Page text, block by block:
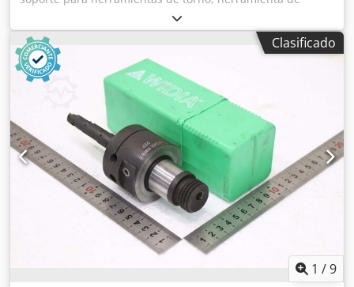
torneado, soporte para insertos de torneado, soporte para
herramientas, soporte axial para herramientas, soporte
intercambiable, soporte para insertos de torneado,
soporte de sujeción, portaherramientas para torno,
soporte para herramientas de torno para torretas de torno
-Fabricante: Kelch, soporte para herramientas de torno
Crjdpfjzq Afbox Akkef -Diámetro del orificio de sujeción: 32
mm, círculo de agujeros Ø 102x18 mm -Cantidad: 1
soporte disponible -Dimensiones: 295/140/A110 mm -Peso:
8,8 kg
Clasificado
1 /9